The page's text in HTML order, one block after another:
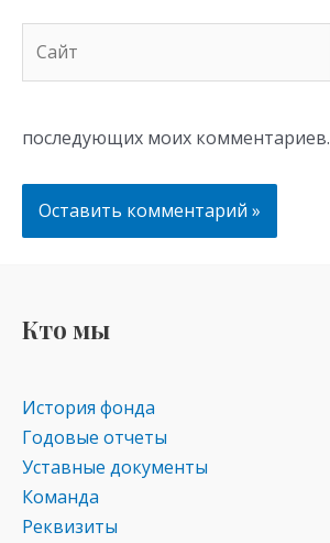
последующих моих комментариев.
Кто мы
История фонда
Годовые отчеты
Уставные документы
Команда
Реквизиты